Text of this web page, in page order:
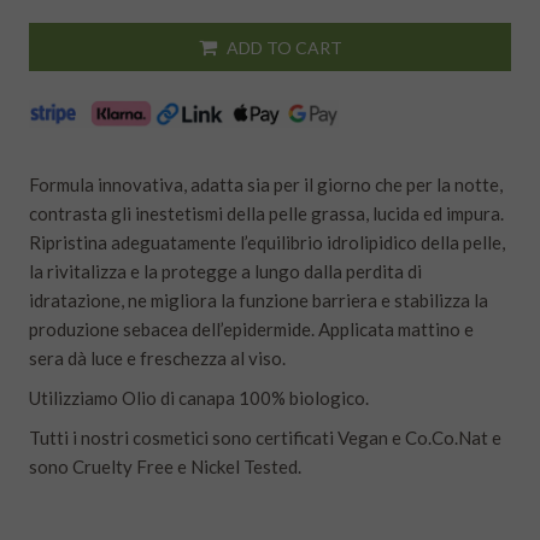
ADD TO CART
Formula innovativa, adatta sia per il giorno che per la notte,
contrasta gli inestetismi della pelle grassa, lucida ed impura.
Ripristina adeguatamente l’equilibrio idrolipidico della pelle,
la rivitalizza e la protegge a lungo dalla perdita di
idratazione, ne migliora la funzione barriera e stabilizza la
produzione sebacea dell’epidermide. Applicata mattino e
sera dà luce e freschezza al viso.
Utilizziamo Olio di canapa 100% biologico.
Tutti i nostri cosmetici sono certificati Vegan e Co.Co.Nat e
sono Cruelty Free e Nickel Tested.